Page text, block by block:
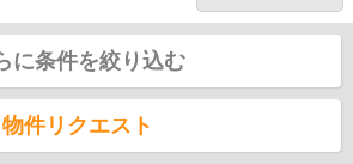
に条件を絞り込む
物件リクエスト